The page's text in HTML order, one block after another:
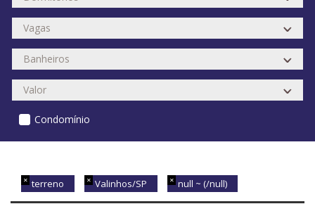
Condomínio
terreno Valinhos/SP null ~ (/null)